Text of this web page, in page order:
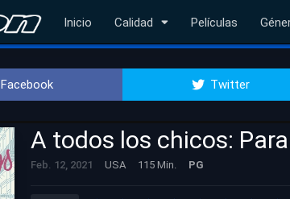
Inicio Calidad Películas
Facebook Twitter
A todos los chicos:
Feb. 12, 2021 USA 115 Min. PG